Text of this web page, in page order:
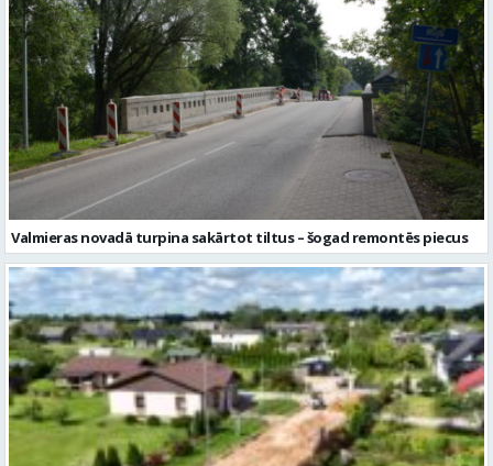
Valmieras novadā turpina sakārtot tiltus – šogad remontēs piecus